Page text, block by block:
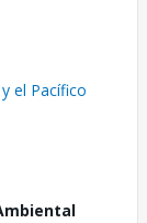
el Pacífico